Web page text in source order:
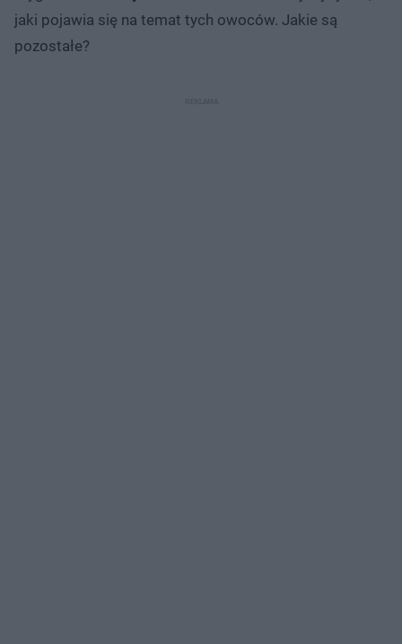
jaki pojawia się na temat tych owoców. Jakie są
pozostałe?